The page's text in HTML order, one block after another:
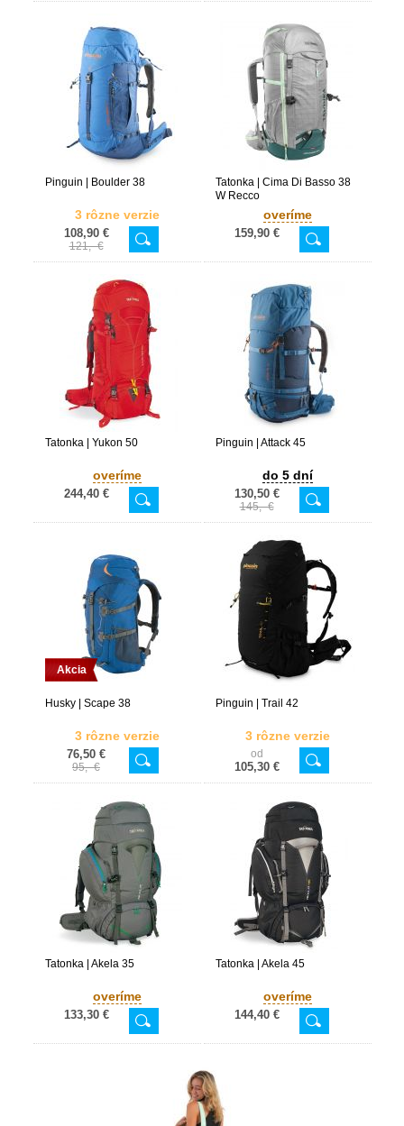
Pinguin | Boulder 38
3 rôzne verzie
108,90 €
121,- €
Tatonka | Cima Di Basso 38
W Recco
overíme
159,90 €
Tatonka | Yukon 50
overíme
244,40 €
Pinguin | Attack 45
do 5 dní
130,50 €
145,- €
Akcia
Husky | Scape 38
3 rôzne verzie
76,50 €
95,- €
Pinguin | Trail 42
3 rôzne verzie
od
105,30 €
Tatonka | Akela 35
overíme
133,30 €
Tatonka | Akela 45
overíme
144,40 €